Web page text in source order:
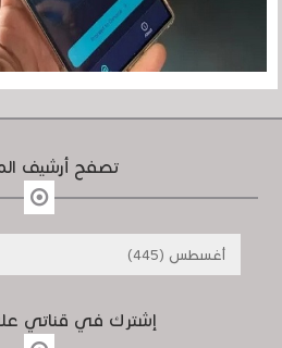
تصفح أرشيف
إشترك في قناتي